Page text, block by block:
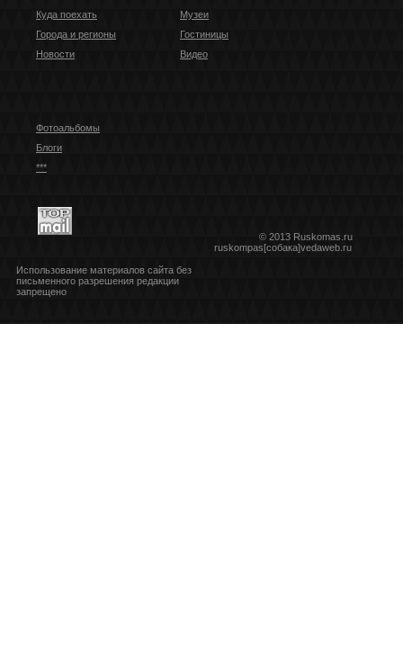
Куда поехать
Города и регионы
Новости
Музеи
Гостиницы
Видео
Фотоальбомы
Блоги
***
© 2013 Ruskomas.ru
ruskompas[собака]vedaweb.ru
Использование материалов сайта без
письменного разрешения редакции
запрещено